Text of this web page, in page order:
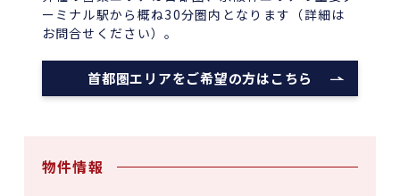
ーミナル駅から概ね30分圏内となります（詳細は
お問合せください）。
首都圏エリアをご希望の方はこちら
物件情報